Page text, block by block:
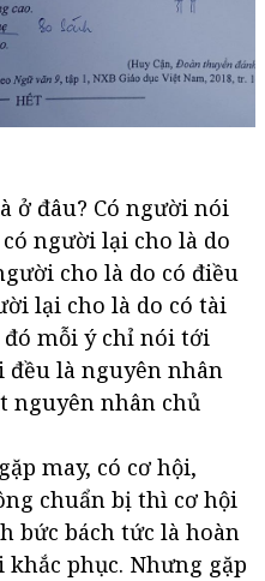
ở đâu? Có người nói
người lại cho là do
cho là do có điều
lại cho là do có tài
đó mỗi ý chỉ nói tới
là nguyên nhân
nguyên nhân chủ
may, có cơ hội,
chuẩn bị thì cơ hội
bức bách tức là hoàn
phục. Nhưng gặp